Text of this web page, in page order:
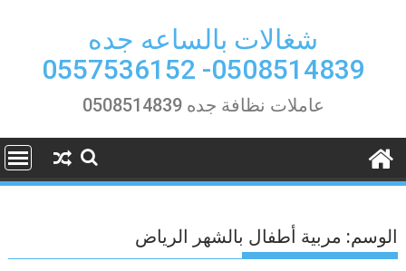
شغالات بالساعه جده
0508514839- 0557536152
عاملات نظافة جده 0508514839
الوسم: مربية أطفال بالشهر الرياض